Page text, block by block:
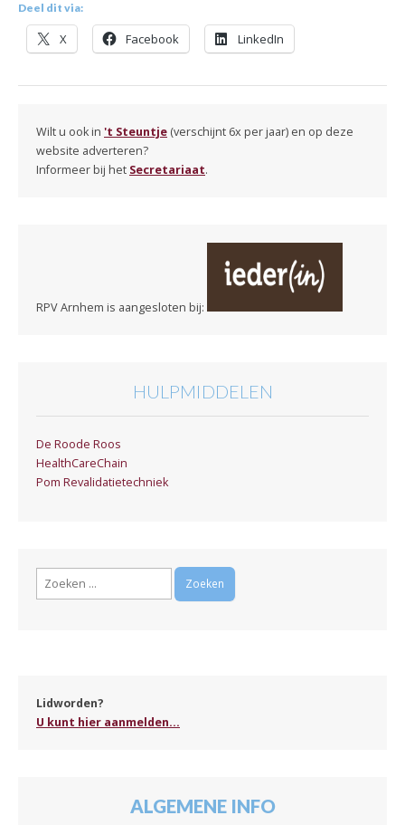
Deel dit via:
X Facebook LinkedIn
Wilt u ook in 't Steuntje (verschijnt 6x per jaar) en op deze
website adverteren?
Informeer bij het Secretariaat.
RPV Arnhem is aangesloten bij:
HULPMIDDELEN
De Roode Roos
HealthCareChain
Pom Revalidatietechniek
Zoeken
Lidworden?
U kunt hier aanmelden...
ALGEMENE INFO